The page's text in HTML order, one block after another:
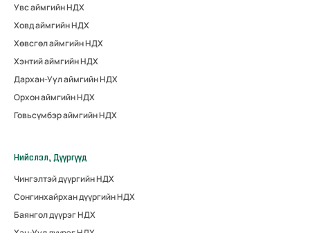
Увс аймгийн НДХ
Ховд аймгийн НДХ
Хөвсгөл аймгийн НДХ
Хэнтий аймгийн НДХ
Дархан-Уул аймгийн НДХ
Орхон аймгийн НДХ
Говьсүмбэр аймгийн НДХ
Нийслэл, Дүүргүүд
Чингэлтэй дүүргийн НДХ
Сонгинхайрхан дүүргийн НДХ
Баянгол дүүрэг НДХ